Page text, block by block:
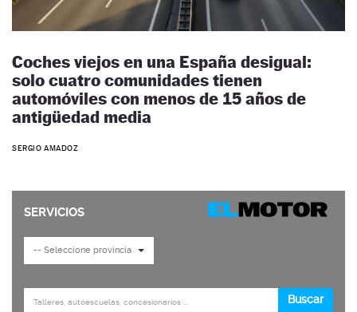
Coches viejos en una España desigual:
solo cuatro comunidades tienen
automóviles con menos de 15 años de
antigüedad media
SERGIO AMADOZ